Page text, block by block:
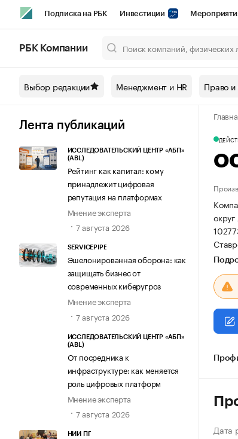
Подписка на РБК Инвестиции
Спецпроекты СПб Конференции СПб
Технологии и медиа Рынок
РБК Компании
Выбор редакции Менеджмент и HR Право и
Лента публикаций
ИССЛЕДОВАТЕЛЬСКИЙ ЦЕНТР «АБП»
(ABL)
Рейтинг как капитал: кому
принадлежит цифровая
репутация на платформах
Мнение эксперта
7 августа 2026
SERVICEPIPE
Эшелонированная оборона: как
защищать бизнес от
современных киберугроз
Мнение эксперта
7 августа 2026
ИССЛЕДОВАТЕЛЬСКИЙ ЦЕНТР «АБП»
(ABL)
От посредника к
инфраструктуре: как меняется
роль цифровых платформ
Мнение эксперта
7 августа 2026
НИИ ПГ Дата